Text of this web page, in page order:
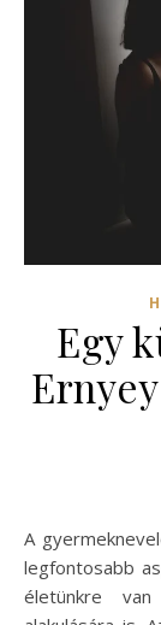
Egy
A gyermeknevelés és a szülői szerep a társadalom egyik
legfontosabb
életünkre